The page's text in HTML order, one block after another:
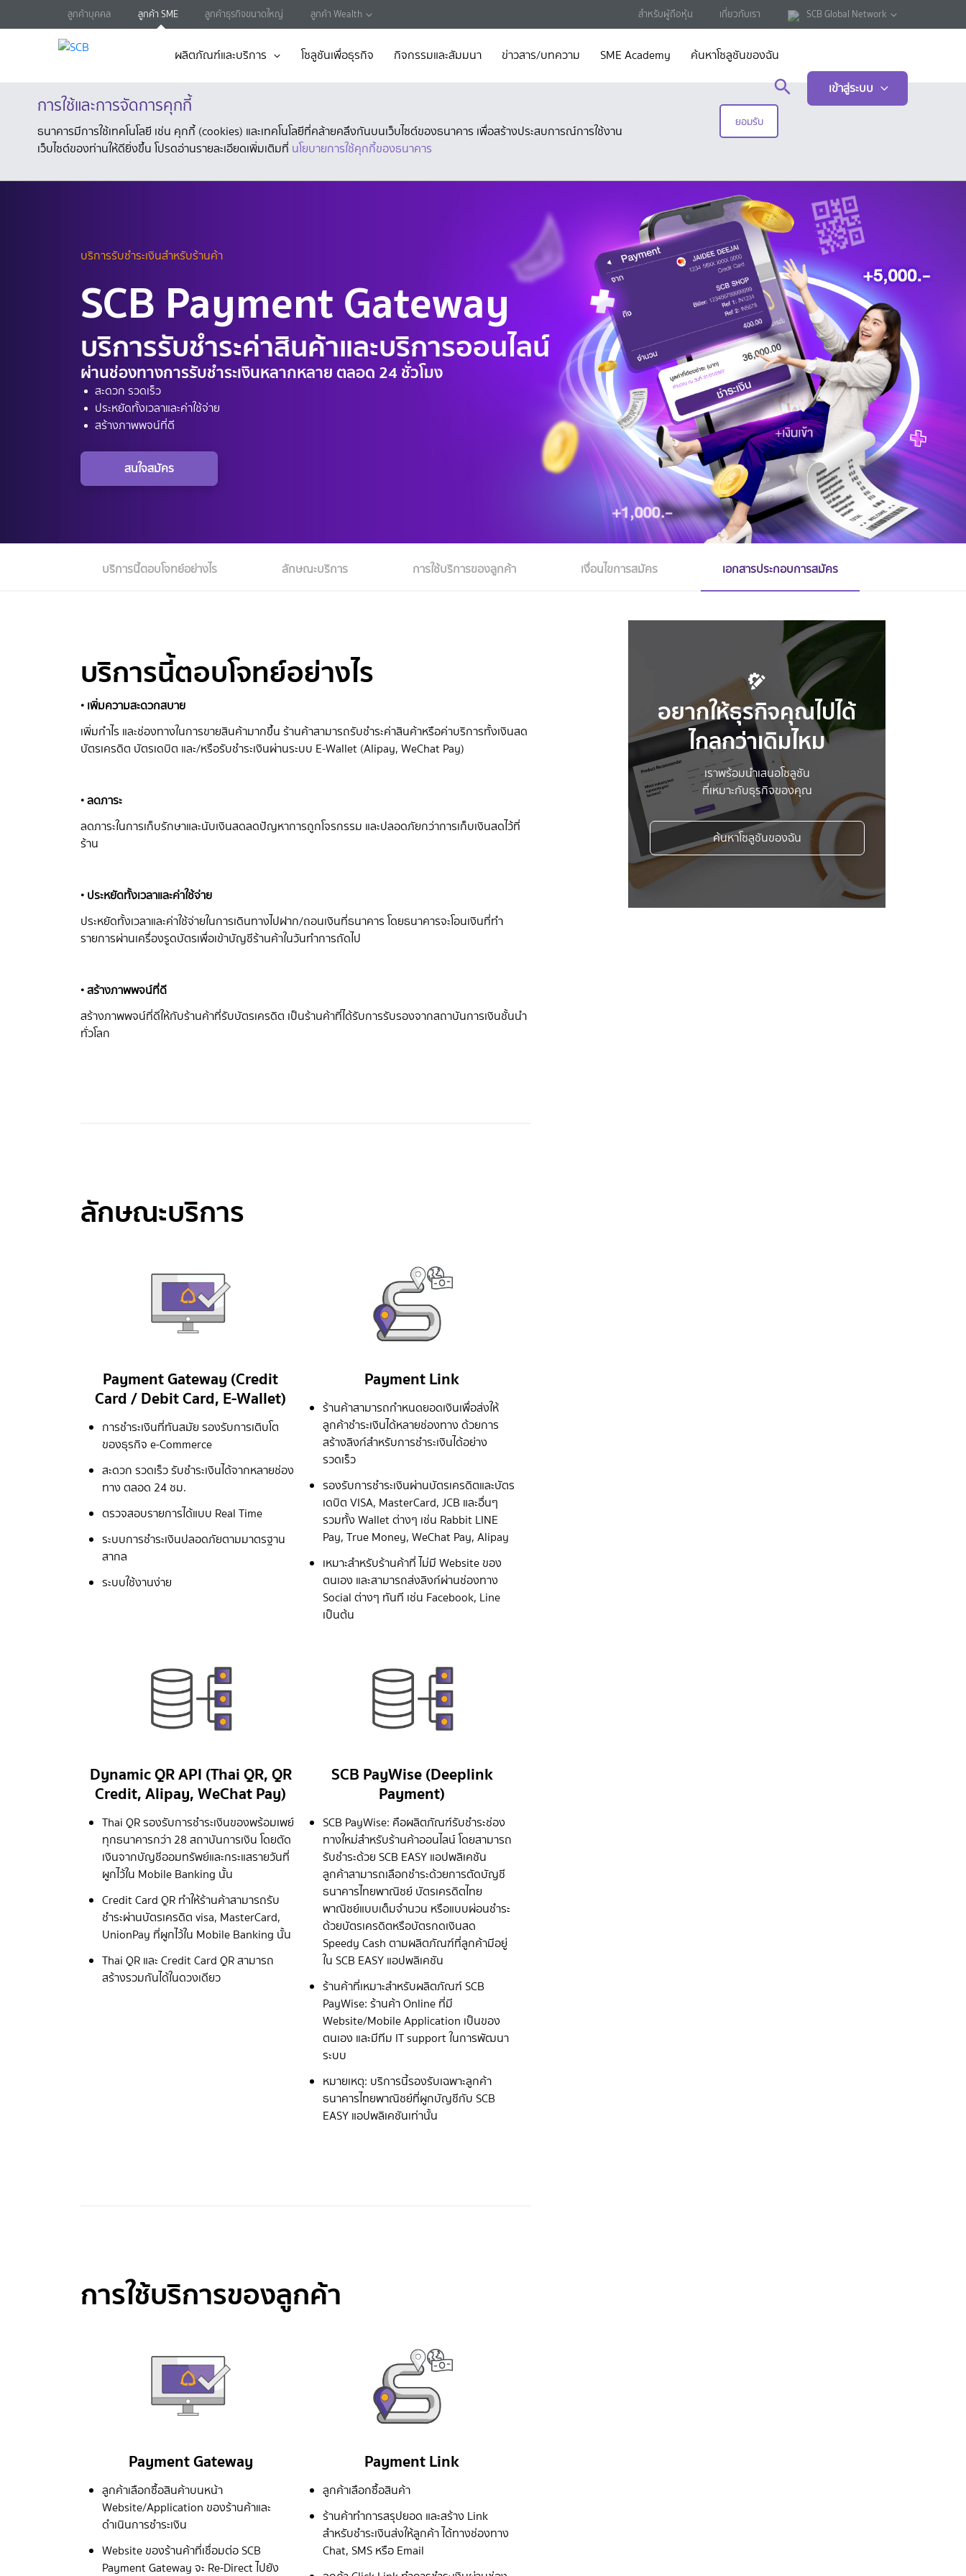
ลูกค้าบุคคล ลูกค้า SME ลูกค้าธุรกิจขนาดใหญ่ ลูกค้า Wealth สำหรับผู้ถือหุ้น เกี่ยวกับเรา SCB Global Network
ผลิตภัณฑ์และบริการ โซลูชันเพื่อธุรกิจ กิจกรรมและสัมมนา ข่าวสาร/บทความ SME Academy
ค้นหาโซลูชันของฉัน
เข้าสู่ระบบ
การใช้และการจัดการคุกกี้
ธนาคารมีการใช้เทคโนโลยี เช่น คุกกี้ (cookies) และเทคโนโลยีที่คล้ายคลึงกันบนเว็บไซต์ของธนาคาร เพื่อสร้างประสบการณ์การใช้งาน
เว็บไซต์ของท่านให้ดียิ่งขึ้น โปรดอ่านรายละเอียดเพิ่มเติมที่ นโยบายการใช้คุกกี้ของธนาคาร
ยอมรับ
บริการรับชำระเงินสำหรับร้านค้า
SCB Payment Gateway
บริการรับชําระค่าสินค้าและบริการออนไลน์
ผ่านช่องทางการรับชําระเงินหลากหลาย ตลอด 24 ชั่วโมง
สะดวก รวดเร็ว
ประหยัดทั้งเวลาและค่าใช้จ่าย
สร้างภาพพจน์ที่ดี
สนใจสมัคร
บริการนี้ตอบโจทย์อย่างไร ลักษณะบริการ การใช้บริการของลูกค้า เงื่อนไขการสมัคร เอกสารประกอบการสมัคร
บริการนี้ตอบโจทย์อย่างไร
• เพิ่มความสะดวกสบาย
เพิ่มกำไร และช่องทางในการขายสินค้ามากขึ้น ร้านค้าสามารถรับชำระค่าสินค้าหรือค่าบริการทั้งเงินสด
บัตรเครดิต บัตรเดบิต และ/หรือรับชำระเงินผ่านระบบ E-Wallet (Alipay, WeChat Pay)
• ลดภาระ
ลดภาระในการเก็บรักษาและนับเงินสดลดปัญหาการถูกโจรกรรม และปลอดภัยกว่าการเก็บเงินสดไว้ที่
ร้าน
• ประหยัดทั้งเวลาและค่าใช้จ่าย
ประหยัดทั้งเวลาและค่าใช้จ่ายในการเดินทางไปฝาก/ถอนเงินที่ธนาคาร โดยธนาคารจะโอนเงินที่ทำ
รายการผ่านเครื่องรูดบัตรเพื่อเข้าบัญชีร้านค้าในวันทำการถัดไป
• สร้างภาพพจน์ที่ดี
สร้างภาพพจน์ที่ดีให้กับร้านค้าที่รับบัตรเครดิต เป็นร้านค้าที่ได้รับการรับรองจากสถาบันการเงินชั้นนำ
ทั่วโลก
ลักษณะบริการ
Payment Gateway (Credit
Card / Debit Card, E-Wallet)
การชำระเงินที่ทันสมัย รองรับการเติบโต
ของธุรกิจ e-Commerce
สะดวก รวดเร็ว รับชำระเงินได้จากหลายช่อง
ทาง ตลอด 24 ชม.
ตรวจสอบรายการได้แบบ Real Time
ระบบการชำระเงินปลอดภัยตามมาตรฐาน
สากล
ระบบใช้งานง่าย
Payment Link
ร้านค้าสามารถกำหนดยอดเงินเพื่อส่งให้
ลูกค้าชำระเงินได้หลายช่องทาง ด้วยการ
สร้างลิงก์สำหรับการชำระเงินได้อย่าง
รวดเร็ว
รองรับการชำระเงินผ่านบัตรเครดิตและบัตร
เดบิต VISA, MasterCard, JCB และอื่นๆ
รวมทั้ง Wallet ต่างๆ เช่น Rabbit LINE
Pay, True Money, WeChat Pay, Alipay
เหมาะสำหรับร้านค้าที่ ไม่มี Website ของ
ตนเอง และสามารถส่งลิงก์ผ่านช่องทาง
Social ต่างๆ ทันที เช่น Facebook, Line
เป็นต้น
Dynamic QR API (Thai QR, QR
Credit, Alipay, WeChat Pay)
Thai QR รองรับการชำระเงินของพร้อมเพย์
ทุกธนาคารกว่า 28 สถาบันการเงิน โดยตัด
เงินจากบัญชีออมทรัพย์และกระแสรายวันที่
ผูกไว้ใน Mobile Banking นั้น
Credit Card QR ทำให้ร้านค้าสามารถรับ
ชำระผ่านบัตรเครดิต visa, MasterCard,
UnionPay ที่ผูกไว้ใน Mobile Banking นั้น
Thai QR และ Credit Card QR สามารถ
สร้างรวมกันได้ในดวงเดียว
SCB PayWise (Deeplink
Payment)
SCB PayWise: คือผลิตภัณฑ์รับชำระช่อง
ทางใหม่สำหรับร้านค้าออนไลน์ โดยสามารถ
รับชำระด้วย SCB EASY แอปพลิเคชัน
ลูกค้าสามารถเลือกชำระด้วยการตัดบัญชี
ธนาคารไทยพาณิชย์ บัตรเครดิตไทย
พาณิชย์แบบเต็มจำนวน หรือแบบผ่อนชำระ
ด้วยบัตรเครดิตหรือบัตรกดเงินสด
Speedy Cash ตามผลิตภัณฑ์ที่ลูกค้ามีอยู่
ใน SCB EASY แอปพลิเคชัน
ร้านค้าที่เหมาะสำหรับผลิตภัณฑ์ SCB
PayWise: ร้านค้า Online ที่มี
Website/Mobile Application เป็นของ
ตนเอง และมีทีม IT support ในการพัฒนา
ระบบ
หมายเหตุ: บริการนี้รองรับเฉพาะลูกค้า
ธนาคารไทยพาณิชย์ที่ผูกบัญชีกับ SCB
EASY แอปพลิเคชันเท่านั้น
การใช้บริการของลูกค้า
Payment Gateway
ลูกค้าเลือกซื้อสินค้าบนหน้า
Website/Application ของร้านค้าและ
ดำเนินการชำระเงิน
Website ของร้านค้าที่เชื่อมต่อ SCB
Payment Gateway จะ Re-Direct ไปยัง
Payment Link
ลูกค้าเลือกซื้อสินค้า
ร้านค้าทำการสรุปยอด และสร้าง Link
สำหรับชำระเงินส่งให้ลูกค้า ได้ทางช่องทาง
Chat, SMS หรือ Email
อยากให้ธุรกิจคุณไปได้
ไกลกว่าเดิมไหม
เราพร้อมนำเสนอโซลูชัน
ที่เหมาะกับธุรกิจของคุณ
ค้นหาโซลูชันของฉัน